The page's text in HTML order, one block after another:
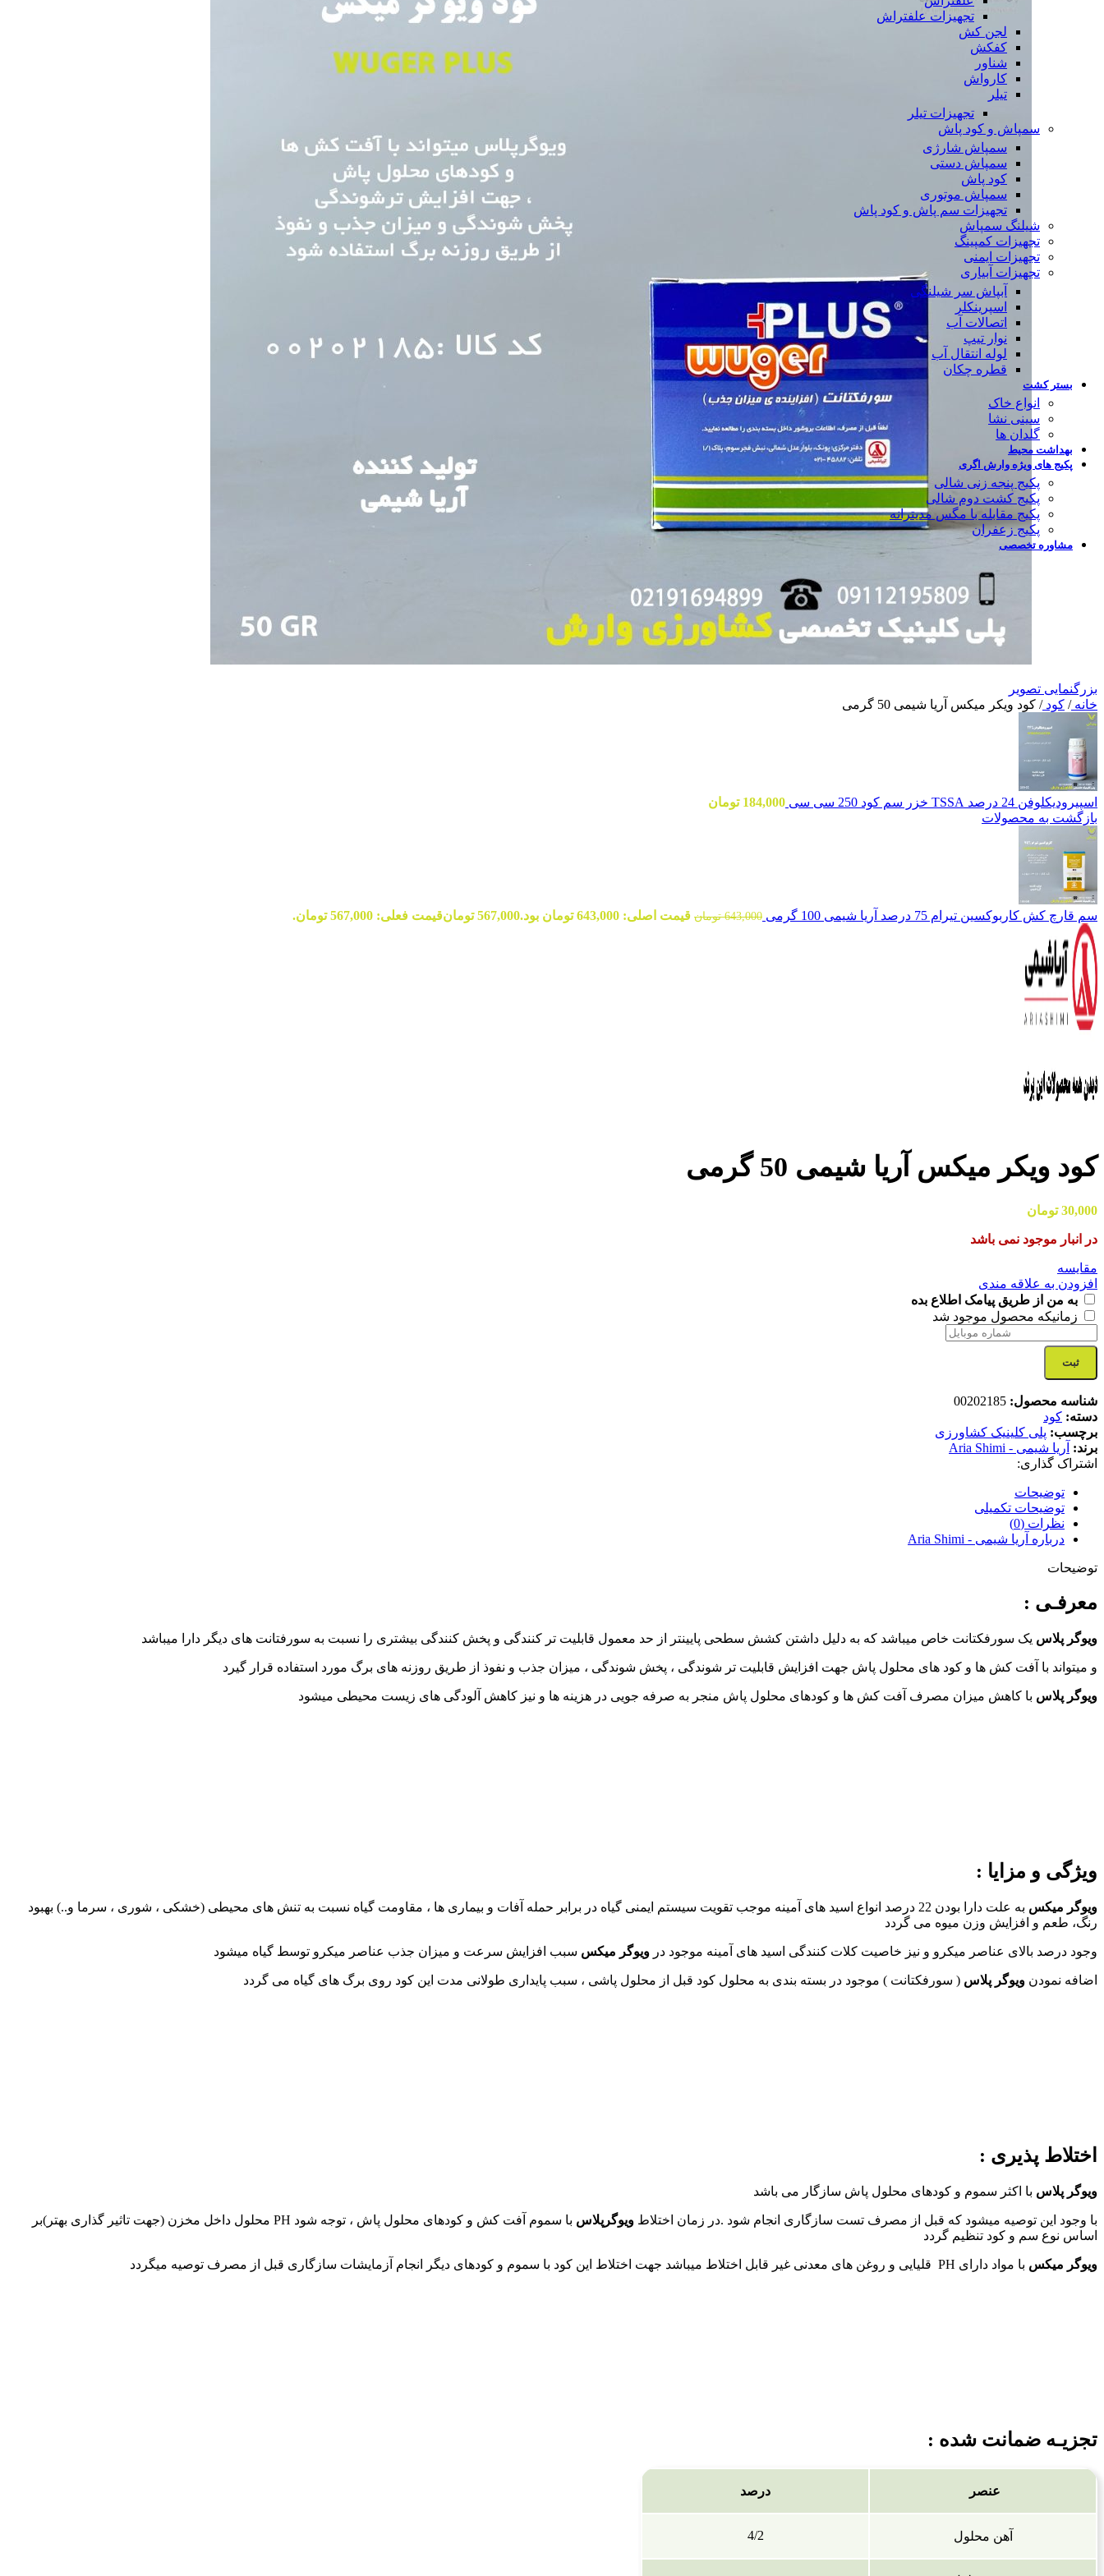
تجهیزات علفتراش
لجن کش
کفکش
شناور
کارواش
تیلر
تجهیزات تیلر
سمپاش و کود پاش
سمپاش شارژی
سمپاش دستی
کود پاش
سمپاش موتوری
تجهیزات سم پاش و کود پاش
شیلنگ سمپاش
تجهیزات کمپینگ
تجهیزات ایمنی
تجهیزات آبیاری
آبپاش سر شیلنگی
اسپرینکلر
اتصالات آب
نوار تیپ
لوله انتقال آب
قطره چکان
بستر کشت
انواع خاک
سینی نشا
گلدان ها
بهداشت محیط
پکیج های ویژه وارش اگری
پکیج پنجه زنی شالی
پکیج کشت دوم شالی
پکیج مقابله با مگس مدیترانه
پکیج زعفران
مشاوره تخصصی
بزرگنمایی تصویر
خانه/ کود/ کود ویکر میکس آریا شیمی 50 گرمی
اسپیرودیکلوفن 24 درصد TSSA خزر سم کود 250 سی سی 184,000 تومان
بازگشت به محصولات
سم قارچ کش کاربوکسین تیرام 75 درصد آریا شیمی 100 گرمی 643,000 تومان قیمت اصلی: 643,000 تومان بود. 567,000 تومانقیمت فعلی: 567,000 تومان.
کود ویکر میکس آریا شیمی 50 گرمی
30,000 تومان
در انبار موجود نمی باشد
مقایسه
افزودن به علاقه مندی
به من از طریق پیامک اطلاع بده
زمانیکه محصول موجود شد
ثبت
شناسه محصول: 00202185
دسته: کود
برچسب: پلی کلینیک کشاورزی
برند: آریا شیمی - Aria Shimi
اشتراک گذاری:
توضیحات
توضیحات تکمیلی
نظرات (0)
درباره آریا شیمی - Aria Shimi
توضیحات
معرفـی :
ویوگر پلاس یک سورفکتانت خاص میباشد که به دلیل داشتن کشش سطحی پایینتر از حد معمول قابلیت تر کنندگی و پخش کنندگی بیشتری را نسبت به سورفتانت های دیگر دارا میباشد
و میتواند با آفت کش ها و کود های محلول پاش جهت افزایش قابلیت تر شوندگی ، پخش شوندگی ، میزان جذب و نفوذ از طریق روزنه های برگ مورد استفاده قرار گیرد
ویوگر پلاس با کاهش میزان مصرف آفت کش ها و کودهای محلول پاش منجر به صرفه جویی در هزینه ها و نیز کاهش آلودگی های زیست محیطی میشود
ویژگی و مزایا :
ویوگر میکس
به علت دارا بودن 22 درصد انواع اسید های آمینه موجب تقویت سیستم ایمنی گیاه در برابر حمله آفات و بیماری ها ، مقاومت گیاه نسبت به تنش های محیطی (خشکی ، شوری ، سرما و..) بهبود
رنگ، طعم و افزایش وزن میوه می گردد
وجود درصد بالای عناصر میکرو و نیز خاصیت کلات کنندگی اسید های آمینه موجود در ویوگر میکس سبب افزایش سرعت و میزان جذب عناصر میکرو توسط گیاه میشود
اضافه نمودن ویوگر پلاس ( سورفکتانت ) موجود در بسته بندی به محلول کود قبل از محلول پاشی ، سبب پایداری طولانی مدت این کود روی برگ های گیاه می گردد
اختلاط پذیری :
ویوگر پلاس با اکثر سموم و کودهای محلول پاش سازگار می باشد
با وجود این توصیه میشود که قبل از مصرف تست سازگاری انجام شود .در زمان اختلاط ویوگرپلاس
با سموم آفت کش و کودهای محلول پاش ، توجه شود PH محلول داخل مخزن (جهت تاثیر گذاری بهتر)بر
اساس نوع سم و کود تنظیم گردد
ویوگر میکس با مواد دارای PH قلیایی و روغن های معدنی غیر قابل اختلاط میباشد جهت اختلاط این کود با سموم و کودهای دیگر انجام آزمایشات سازگاری قبل از مصرف توصیه میگردد
تجزیـه ضمانت شده :
عنصر درصد
آهن محلول 4/2